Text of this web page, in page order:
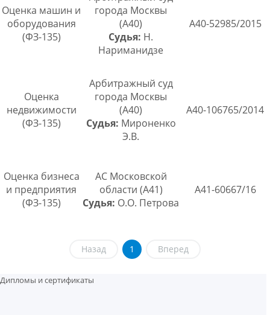
Оценка машин и
оборудования
(ФЗ-135)
города Москвы
(А40)
Судья: Н.
Нариманидзе
А40-52985/2015
Оценка
недвижимости
(ФЗ-135)
Арбитражный суд
города Москвы
(А40)
Судья: Мироненко
Э.В.
А40-106765/2014
Оценка бизнеса
и предприятия
(ФЗ-135)
АС Московской
области (А41)
Судья: О.О. Петрова
А41-60667/16
Назад 1 Вперед
Дипломы и сертификаты